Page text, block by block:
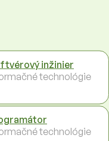
inžinier
technológie
technológie